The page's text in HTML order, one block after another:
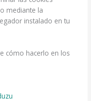
mediante la
instalado en tu
cómo hacerlo en los